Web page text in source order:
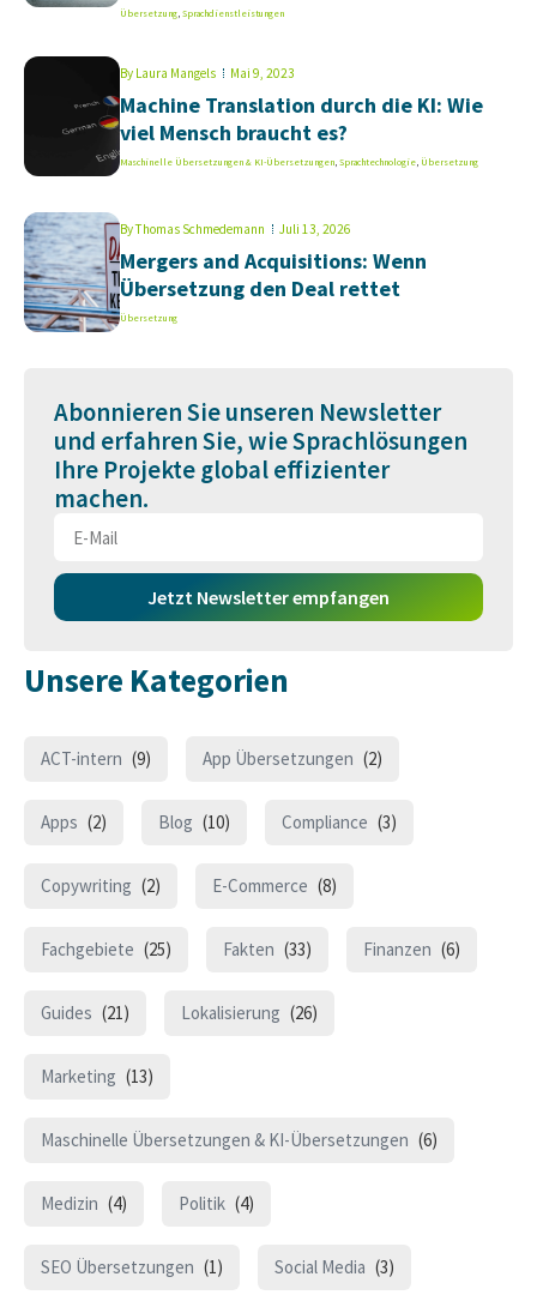
Übersetzung,Sprachdienstleistungen
By Laura Mangels Mai 9, 2023
Machine Translation durch die KI: Wie
viel Mensch braucht es?
Maschinelle Übersetzungen & KI-Übersetzungen,Sprachtechnologie, Übersetzung
ByThomas Schmedemann Juli 13, 2026
Mergers and Acquisitions: Wenn
Übersetzung den Deal rettet
Übersetzung
Abonnieren Sie unseren Newsletter
und erfahren Sie, wie Sprachlösungen
Ihre Projekte global effizienter
machen.
Jetzt Newsletter empfangen
Unsere Kategorien
ACT-intern (9) App Übersetzungen (2)
Apps (2) Blog (10) Compliance (3)
Copywriting (2) E-Commerce (8)
Fachgebiete (25) Fakten (33) Finanzen (6)
Guides (21) Lokalisierung (26)
Marketing (13)
Maschinelle Übersetzungen & KI-Übersetzungen (6)
Medizin (4) Politik (4)
SEO Übersetzungen (1) Social Media (3)